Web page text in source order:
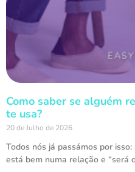
Como saber se alguém
te usa?
20 de Julho de 2026
Todos nós já passámos por
está bem numa relação e “será